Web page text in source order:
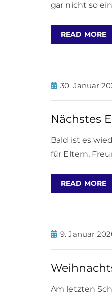
gar nicht so
READ MORE
30. Januar
Nächstes
Bald ist es
für Eltern,
READ MORE
9. Januar
Am letzten